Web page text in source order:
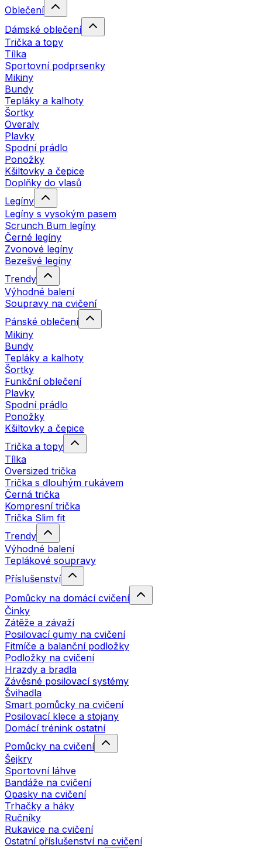
Oblečení
Dámské oblečení
Trička a topy
Tílka
Sportovní podprsenky
Mikiny
Bundy
Tepláky a kalhoty
Šortky
Overaly
Plavky
Spodní prádlo
Ponožky
Kšiltovky a čepice
Doplňky do vlasů
Legíny
Legíny s vysokým pasem
Scrunch Bum legíny
Černé legíny
Zvonové legíny
Bezešvé legíny
Trendy
Výhodné balení
Soupravy na cvičení
Pánské oblečení
Mikiny
Bundy
Tepláky a kalhoty
Šortky
Funkční oblečení
Plavky
Spodní prádlo
Ponožky
Kšiltovky a čepice
Trička a topy
Tílka
Oversized trička
Trička s dlouhým rukávem
Černá trička
Kompresní trička
Trička Slim fit
Trendy
Výhodné balení
Teplákové soupravy
Příslušenství
Pomůcky na domácí cvičení
Činky
Zátěže a závaží
Posilovací gumy na cvičení
Fitmíče a balanční podložky
Podložky na cvičení
Hrazdy a bradla
Závěsné posilovací systémy
Švihadla
Smart pomůcky na cvičení
Posilovací klece a stojany
Domácí trénink ostatní
Pomůcky na cvičení
Šejkry
Sportovní láhve
Bandáže na cvičení
Opasky na cvičení
Trhačky a háky
Ručníky
Rukavice na cvičení
Ostatní příslušenství na cvičení